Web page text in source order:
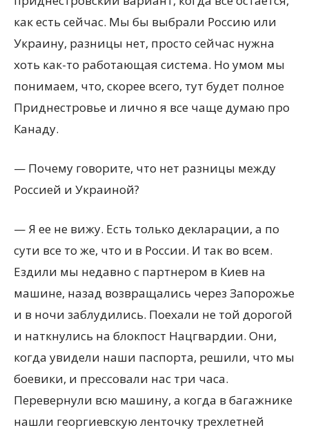
как есть сейчас. Мы бы выбрали Россию или
Украину, разницы нет, просто сейчас нужна
хоть как-то работающая система. Но умом мы
понимаем, что, скорее всего, тут будет полное
Приднестровье и лично я все чаще думаю про
Канаду.
— Почему говорите, что нет разницы между
Россией и Украиной?
— Я ее не вижу. Есть только декларации, а по
сути все то же, что и в России. И так во всем.
Ездили мы недавно с партнером в Киев на
машине, назад возвращались через Запорожье
и в ночи заблудились. Поехали не той дорогой
и наткнулись на блокпост Нацгвардии. Они,
когда увидели наши паспорта, решили, что мы
боевики, и прессовали нас три часа.
Перевернули всю машину, а когда в багажнике
нашли георгиевскую ленточку трехлетней